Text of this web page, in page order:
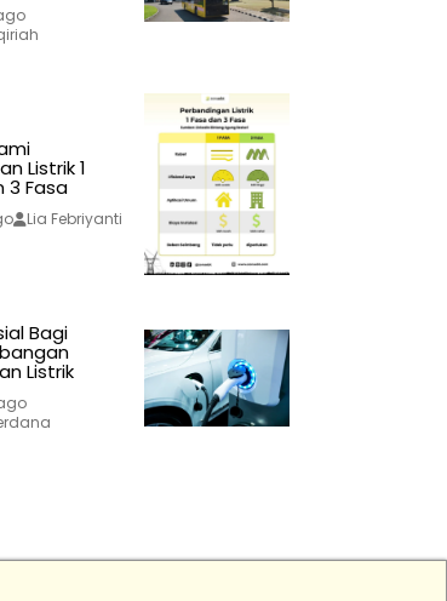
Listrik 1
3 Fasa
Lia Febriyanti
Bagi
Listrik